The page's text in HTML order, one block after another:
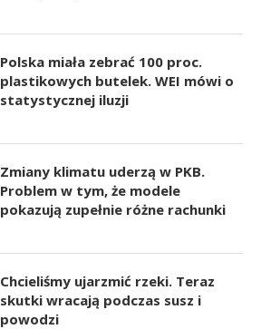
Polska miała zebrać 100 proc.
plastikowych butelek. WEI mówi o
statystycznej iluzji
Zmiany klimatu uderzą w PKB.
Problem w tym, że modele
pokazują zupełnie różne rachunki
Chcieliśmy ujarzmić rzeki. Teraz
skutki wracają podczas susz i
powodzi